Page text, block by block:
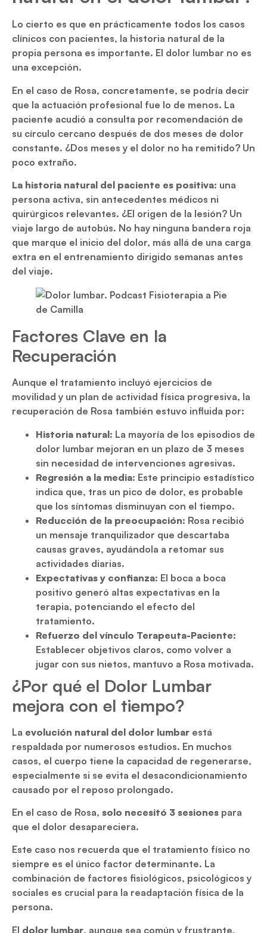
Lo cierto es que en prácticamente todos los casos
clínicos con pacientes, la historia natural de la
propia persona es importante. El dolor lumbar no es
una excepción.
En el caso de Rosa, concretamente, se podría decir
que la actuación profesional fue lo de menos. La
paciente acudió a consulta por recomendación de
su círculo cercano después de dos meses de dolor
constante. ¿Dos meses y el dolor no ha remitido? Un
poco extraño.
La historia natural del paciente es positiva: una
persona activa, sin antecedentes médicos ni
quirúrgicos relevantes. ¿El origen de la lesión? Un
viaje largo de autobús. No hay ninguna bandera roja
que marque el inicio del dolor, más allá de una carga
extra en el entrenamiento dirigido semanas antes
del viaje.
Factores Clave en la
Recuperación
Aunque el tratamiento incluyó ejercicios de
movilidad y un plan de actividad física progresiva, la
recuperación de Rosa también estuvo influida por:
Historia natural: La mayoría de los episodios de
dolor lumbar mejoran en un plazo de 3 meses
sin necesidad de intervenciones agresivas.
Regresión a la media: Este principio estadístico
indica que, tras un pico de dolor, es probable
que los síntomas disminuyan con el tiempo.
Reducción de la preocupación: Rosa recibió
un mensaje tranquilizador que descartaba
causas graves, ayudándola a retomar sus
actividades diarias.
Expectativas y confianza: El boca a boca
positivo generó altas expectativas en la
terapia, potenciando el efecto del
tratamiento.
Refuerzo del vínculo Terapeuta-Paciente:
Establecer objetivos claros, como volver a
jugar con sus nietos, mantuvo a Rosa motivada.
¿Por qué el Dolor Lumbar
mejora con el tiempo?
La evolución natural del dolor lumbar está
respaldada por numerosos estudios. En muchos
casos, el cuerpo tiene la capacidad de regenerarse,
especialmente si se evita el desacondicionamiento
causado por el reposo prolongado.
En el caso de Rosa, solo necesitó 3 sesiones para
que el dolor desapareciera.
Este caso nos recuerda que el tratamiento físico no
siempre es el único factor determinante. La
combinación de factores fisiológicos, psicológicos y
sociales es crucial para la readaptación física de la
persona.
El dolor lumbar, aunque sea común y frustrante,